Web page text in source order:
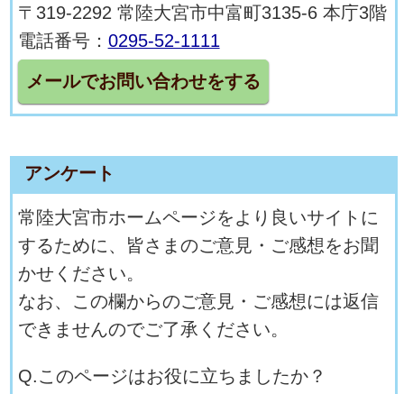
〒319-2292 常陸大宮市中富町3135-6 本庁3階
電話番号： 0295-52-1111
メールでお問い合わせをする
アンケート
常陸大宮市ホームページをより良いサイトに
するために、皆さまのご意見・ご感想をお聞
かせください。
なお、この欄からのご意見・ご感想には返信
できませんのでご了承ください。
Q.このページはお役に立ちましたか？